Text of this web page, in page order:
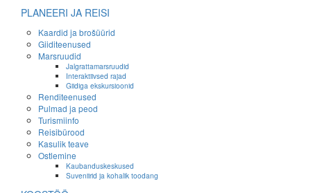
PLANEERI JA REISI
Kaardid ja brošüürid
Giiditeenused
Marsruudid
Jalgrattamarsruudid
Interaktiivsed rajad
Giidiga ekskursioonid
Renditeenused
Pulmad ja peod
Turismiinfo
Reisibürood
Kasulik teave
Ostlemine
Kaubanduskeskused
Suveniirid ja kohalik toodang